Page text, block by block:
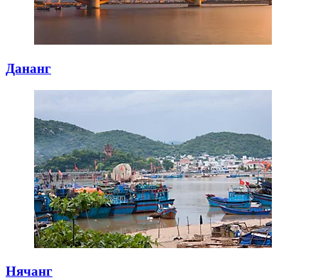
Дананг
Нячанг